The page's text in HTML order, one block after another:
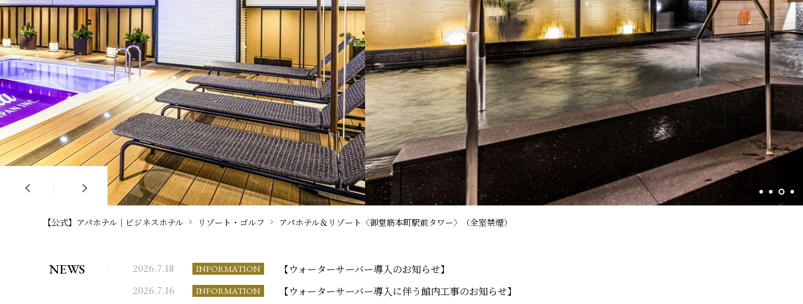
【公式】アパホテル｜ビジネスホテル リゾート・ゴルフ アパホテル＆リゾート〈御堂筋本町駅前タワー〉（全室禁煙）
NEWS 2026.7.18 INFORMATION 【ウォーターサーバー導入のお知らせ】
2026.7.16 INFORMATION 【ウォーターサーバー導入に伴う館内工事のお知らせ】